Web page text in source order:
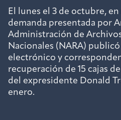
El lunes el 3 de octubre,
demanda presentada por
Administración de
Nacionales (NARA)
electrónico y
recuperación de 15 cajas
del expresidente Donald
enero.